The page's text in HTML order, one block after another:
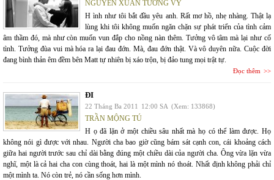
NGUYỄN XUÂN TƯỜNG VY
H ình như tôi bắt đầu yêu anh. Rất mơ hồ, nhẹ nhàng. Thật lạ
lùng khi tôi không muốn ngăn chặn sự phát triển của tình cảm
âm thầm đó, mà như còn muốn vun đắp cho nồng nàn thêm. Tưởng vô tâm mà lại như cố
tình. Tưởng đùa vui mà hóa ra lại đau đớn. Mà, đau đớn thật. Và vô duyên nữa. Cuộc đời
đang bình thản êm đềm bên Matt tự nhiên bị xáo trộn, bị đảo tung mọi trật tự.
Đọc thêm
ĐI
22 Tháng Ba 2011 12:00 SA (Xem: 133868)
TRẦN MỘNG TÚ
H ọ đã lặn ở một chiều sâu nhất mà họ có thể làm được. Họ
không nói gì được với nhau. Người cha bao giờ cũng bám sát cạnh con, cái khoảng cách
giữa hai người trước sau chỉ dài bằng đúng một chiều dài của người cha. Ông vừa lặn vừa
nghĩ, một là cả hai cha con cùng thoát, hai là một mình nó thoát. Nhất định không phải chỉ
một mình ta. Nó còn trẻ, nó cần sống hơn mình.